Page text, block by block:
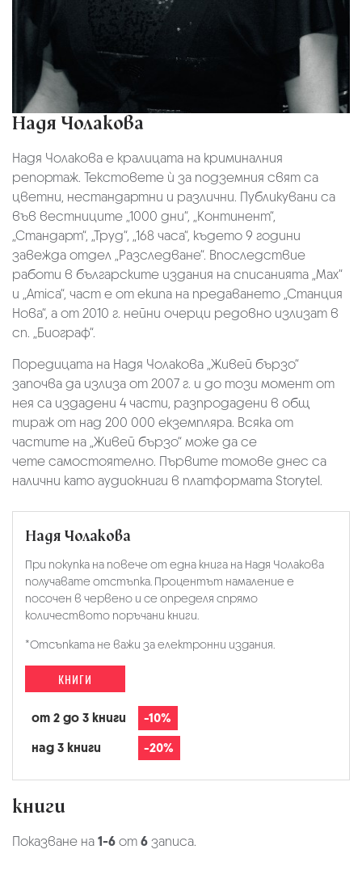
Надя Чолакова
Надя Чолакова е кралицата на криминалния
репортаж. Текстовете ѝ за подземния свят са
цветни, нестандартни и различни. Публикувани са
във вестниците „1000 дни“, „Континент“,
„Стандарт“, „Труд“, „168 часа“, където 9 години
завежда отдел „Разследване“. Впоследствие
работи в българските издания на списанията „Max“
и „Amica“, част е от екипа на предаването „Станция
Нова“, а от 2010 г. нейни очерци редовно излизат в
сп. „Биограф“.
Поредицата на Надя Чолакова „Живей бързо“
започва да излиза от 2007 г. и до този момент от
нея са издадени 4 части, разпродадени в общ
тираж от над 200 000 екземпляра. Всяка от
частите на „Живей бързо“ може да се
чете самостоятелно. Първите томове днес са
налични като аудиокниги в платформата Storytel.
Надя Чолакова
При покупка на повече от една книга на Надя Чолакова
получавате отстъпка. Процентът намаление е
посочен в червено и се определя спрямо
количеството поръчани книги.
*Отсъпката не важи за електронни издания.
КНИГИ
от 2 до 3 книги
-10%
над 3 книги
-20%
книги
Показване на1-6от6записа.